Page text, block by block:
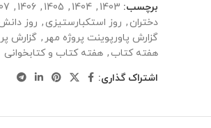
برچسب: 1403
,
1404
,
1405
,
1406
,
دختران , روز استکبارستیزی , روز
گزارش پاورپوینت پروژه مهر , گزارش
هفته کتاب , هفته کتاب و کتابخوانی
اشتراک گذاری: